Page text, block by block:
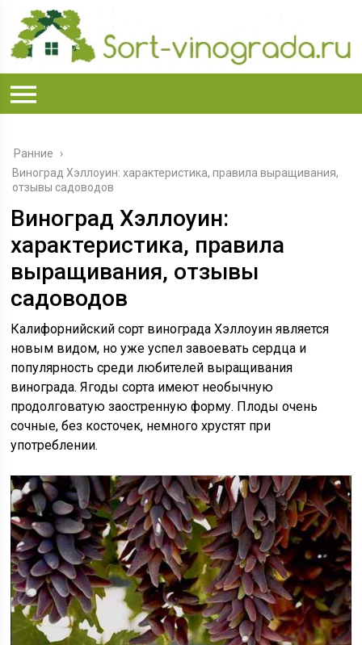
Ранние
›
Виноград Хэллоуин: характеристика, правила выращивания,
отзывы садоводов
Виноград Хэллоуин:
характеристика, правила
выращивания, отзывы
садоводов
Калифорнийский сорт винограда Хэллоуин является
новым видом, но уже успел завоевать сердца и
популярность среди любителей выращивания
винограда. Ягоды сорта имеют необычную
продолговатую заостренную форму. Плоды очень
сочные, без косточек, немного хрустят при
употреблении.